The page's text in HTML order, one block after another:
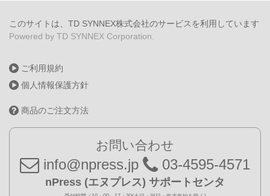
このサイトは、TD SYNNEX株式会社のサービスを利用しています
Powered by TD SYNNEX Corporation.
ご利用規約
個人情報保護方針
商品のご注文方法
お問い合わせ
info@npress.jp 03-4595-4571
nPress (エヌプレス) サポートセンタ